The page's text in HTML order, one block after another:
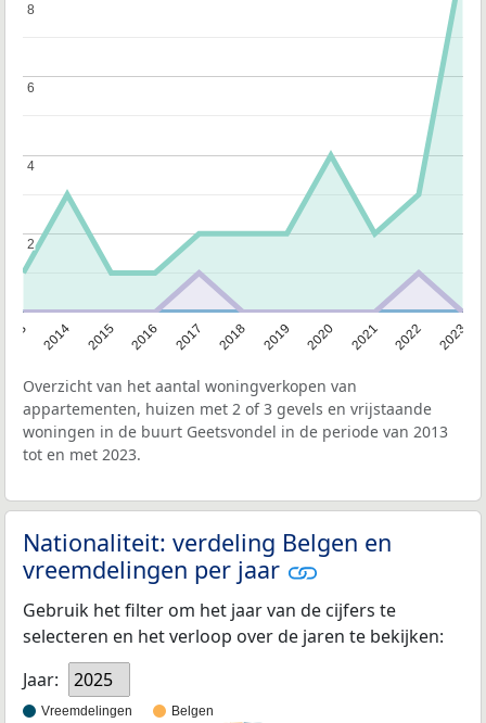
2014 2015 2016 2017 2018 2019 2020 2021 2022 2023
2
2
4
4
6
6
8
8
Overzicht van het aantal woningverkopen van
appartementen, huizen met 2 of 3 gevels en vrijstaande
woningen in de buurt Geetsvondel in de periode van 2013
tot en met 2023.
Nationaliteit: verdeling Belgen en
vreemdelingen per jaar
Gebruik het filter om het jaar van de cijfers te
selecteren en het verloop over de jaren te bekijken:
Jaar:
2025
Vreemdelingen Belgen